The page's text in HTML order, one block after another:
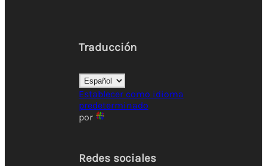
Traducción
Establecer como idioma
predeterminado
por
Redes sociales